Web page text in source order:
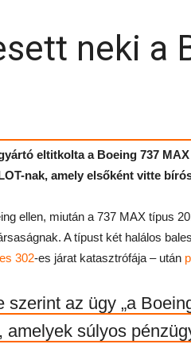
neki a
eltitkolta a Boeing 737
nak, amely elsőként vitte
ellen, miután a 737 MAX típus
A típust két halálos
302-es járat katasztrófája – után
szerint az ügy „a
amelyek súlyos